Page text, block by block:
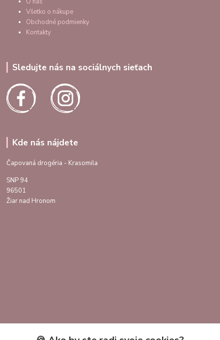
Všetko o nákupe
Obchodné podmienky
Kontakty
Sledujte nás na sociálnych sieťach
Kde nás nájdete
Čapovaná drogéria - Krasomila
SNP 94
96501
Žiar nad Hronom